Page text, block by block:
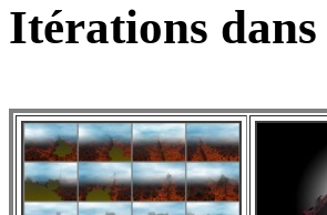
Itérations